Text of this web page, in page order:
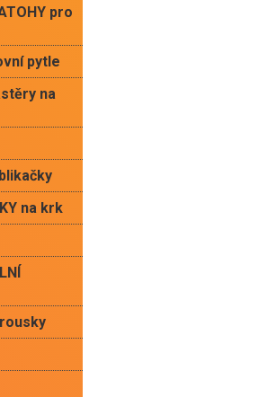
pro
pytle
na
na krk